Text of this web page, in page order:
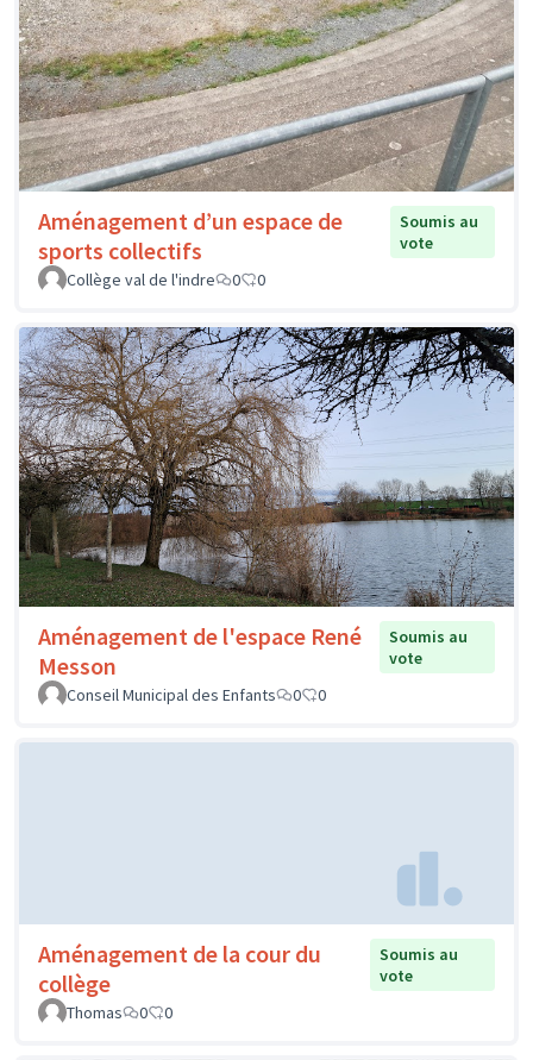
Aménagement d’un espace de
sports collectifs
Soumis au
vote
Collège val de l'indre
0 0
Aménagement de l'espace René
Messon
Soumis au
vote
Conseil Municipal des Enfants
0 0
Aménagement de la cour du
collège
Soumis au
vote
Thomas
0 0